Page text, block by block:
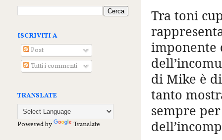
Tra toni
imponente
di Mike è
tanto
sempre
ISCRIVITI A
Post
Tutti i commenti
TRANSLATE
Powered by Translate